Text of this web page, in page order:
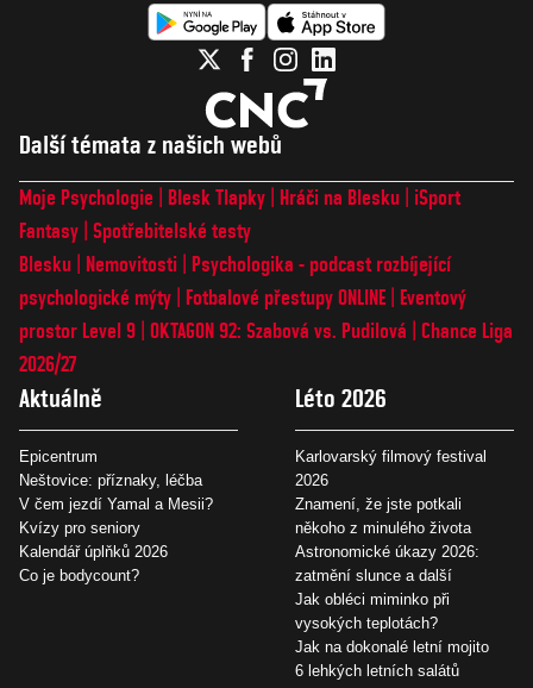
Další témata z našich webů
Moje Psychologie Blesk Tlapky Hráči na Blesku
iSport
Fantasy Spotřebitelské testy
Blesku
Nemovitosti
Psychologika - podcast rozbíjející
psychologické mýty
Fotbalové přestupy ONLINE
Eventový
prostor Level 9 OKTAGON 92: Szabová vs. Pudilová
Chance Liga
2026/27
Aktuálně
Epicentrum
Neštovice: příznaky, léčba
V čem jezdí Yamal a Mesii?
Kvízy pro seniory
Kalendář úplňků 2026
Co je bodycount?
Léto 2026
Karlovarský filmový festival
2026
Znamení, že jste potkali
někoho z minulého života
Astronomické úkazy 2026:
zatmění slunce a další
Jak obléci miminko při
vysokých teplotách?
Jak na dokonalé letní mojito
6 lehkých letních salátů